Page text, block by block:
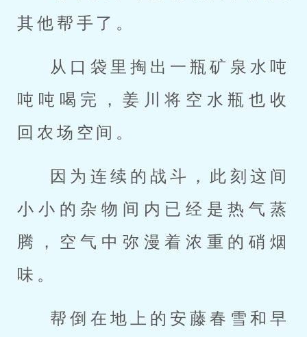
其他帮手了。
从口袋里掏出一瓶矿泉水吨
吨吨喝完，姜川将空水瓶也收
回农场空间。
因为连续的战斗，此刻这间
小小的杂物间内已经是热气蒸
腾，空气中弥漫着浓重的硝烟
味。
帮倒在地上的安藤春雪和早